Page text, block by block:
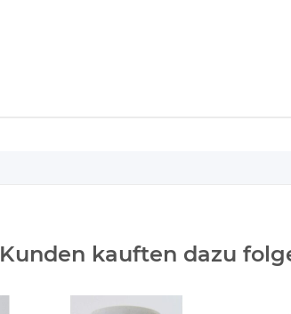
Kunden kauften dazu